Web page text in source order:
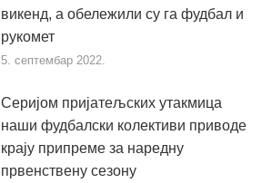
викенд, а обележили су га фудбал и
рукомет
5. септембар 2022.
Серијом пријатељских утакмица
наши фудбалски колективи приводе
крају припреме за наредну
првенствену сезону